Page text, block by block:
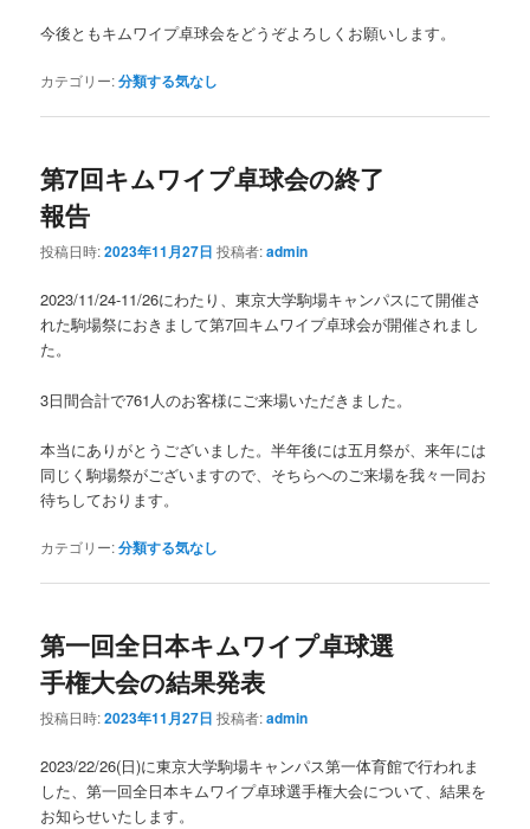
今後ともキムワイプ卓球会をどうぞよろしくお願いします。
カテゴリー:分類する気なし
第7回キムワイプ卓球会の終了
報告
投稿日時:2023年11月27日 投稿者:admin
2023/11/24-11/26にわたり、東京大学駒場キャンパスにて開催さ
れた駒場祭におきまして第7回キムワイプ卓球会が開催されまし
た。
3日間合計で761人のお客様にご来場いただきました。
本当にありがとうございました。半年後には五月祭が、来年には
同じく駒場祭がございますので、そちらへのご来場を我々一同お
待ちしております。
カテゴリー:分類する気なし
第一回全日本キムワイプ卓球選
手権大会の結果発表
投稿日時:2023年11月27日 投稿者:admin
2023/22/26(日)に東京大学駒場キャンパス第一体育館で行われま
した、第一回全日本キムワイプ卓球選手権大会について、結果を
お知らせいたします。